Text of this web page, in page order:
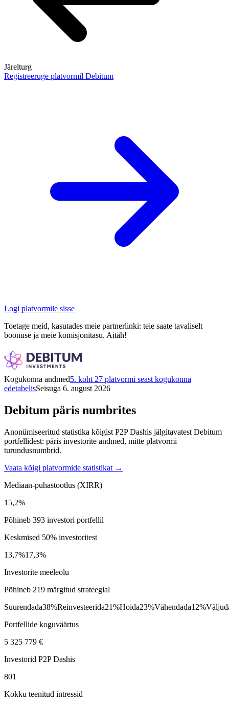
Järelturg
Registreeruge platvormil Debitum
Logi platvormile sisse
Toetage meid, kasutades meie partnerlinki: teie saate tavaliselt
boonuse ja meie komisjonitasu. Aitäh!
Kogukonna andmed5. koht 27 platvormi seast kogukonna
edetabelisSeisuga 6. august 2026
Debitum päris numbrites
Anonümiseeritud statistika kõigist P2P Dashis jälgitavatest Debitum
portfellidest: päris investorite andmed, mitte platvormi
turundusnumbrid.
Vaata kõigi platvormide statistikat →
Mediaan-puhastootlus (XIRR)
15,2%
Põhineb 393 investori portfellil
Keskmised 50% investoritest
13,7%17,3%
Investorite meeleolu
Põhineb 219 märgitud strateegial
Suurendada38%Reinvesteerida21%Hoida23%Vähendada12%
Portfellide koguväärtus
5 325 779 €
Investorid P2P Dashis
801
Kokku teenitud intressid